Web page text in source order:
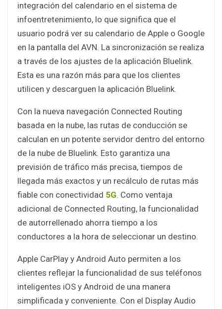
integración del calendario en el sistema de
infoentretenimiento, lo que significa que el
usuario podrá ver su calendario de Apple o Google
en la pantalla del AVN. La sincronización se realiza
a través de los ajustes de la aplicación Bluelink.
Esta es una razón más para que los clientes
utilicen y descarguen la aplicación Bluelink.
Con la nueva navegación Connected Routing
basada en la nube, las rutas de conducción se
calculan en un potente servidor dentro del entorno
de la nube de Bluelink. Esto garantiza una
previsión de tráfico más precisa, tiempos de
llegada más exactos y un recálculo de rutas más
fiable con conectividad 5G. Como ventaja
adicional de Connected Routing, la funcionalidad
de autorrellenado ahorra tiempo a los
conductores a la hora de seleccionar un destino.
Apple CarPlay y Android Auto permiten a los
clientes reflejar la funcionalidad de sus teléfonos
inteligentes iOS y Android de una manera
simplificada y conveniente. Con el Display Audio